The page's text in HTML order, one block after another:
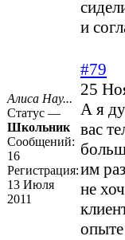
и
Алиса Нау...
Статус —
Школьник
Сообщений:
16
Регистрация:
13 Июля
2011
#79
25
А я
вас
им
не
опыте